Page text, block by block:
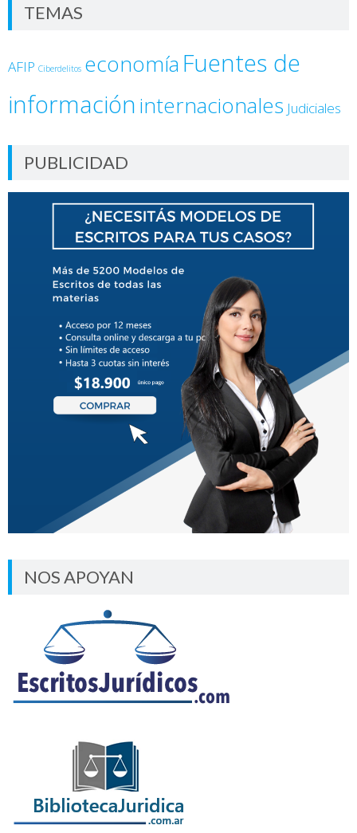
TEMAS
AFIP Ciberdelitos economía Fuentes de
informacióninternacionales Judiciales
PUBLICIDAD
NOS APOYAN